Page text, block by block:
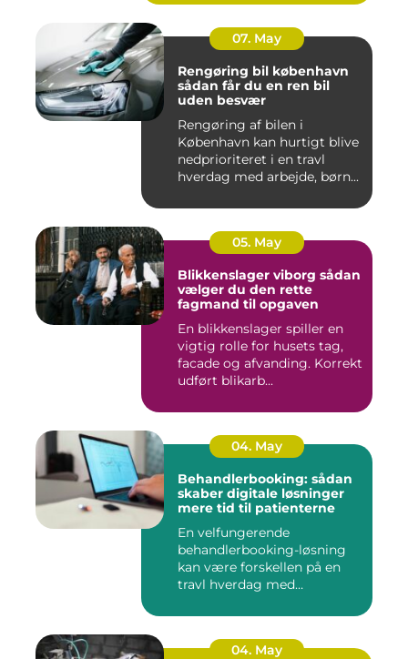
07. May
Rengøring bil københavn
sådan får du en ren bil
uden besvær
Rengøring af bilen i
København kan hurtigt blive
nedprioriteret i en travl
hverdag med arbejde, børn...
05. May
Blikkenslager viborg sådan
vælger du den rette
fagmand til opgaven
En blikkenslager spiller en
vigtig rolle for husets tag,
facade og afvanding. Korrekt
udført blikarb...
04. May
Behandlerbooking: sådan
skaber digitale løsninger
mere tid til patienterne
En velfungerende
behandlerbooking-løsning
kan være forskellen på en
travl hverdag med
04. May